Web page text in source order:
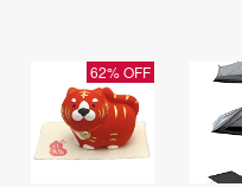
62% OFF